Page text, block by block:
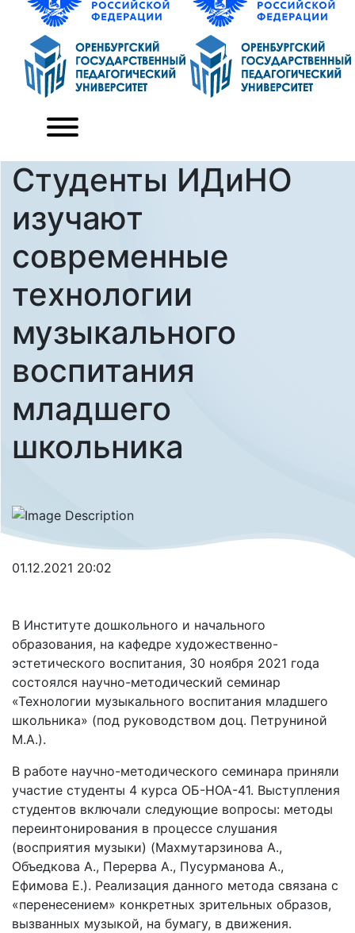
Студенты ИДиНО
изучают
современные
технологии
музыкального
воспитания
младшего
школьника
01.12.2021 20:02
В Институте дошкольного и начального
образования, на кафедре художественно-
эстетического воспитания, 30 ноября 2021 года
состоялся научно-методический семинар
«Технологии музыкального воспитания младшего
школьника» (под руководством доц. Петруниной
М.А.).
В работе научно-методического семинара приняли
участие студенты 4 курса ОБ-НОА-41. Выступления
студентов включали следующие вопросы: методы
переинтонирования в процессе слушания
(восприятия музыки) (Махмутарзинова А.,
Объедкова А., Перерва А., Пусурманова А.,
Ефимова Е.). Реализация данного метода связана с
«перенесением» конкретных зрительных образов,
вызванных музыкой, на бумагу, в движения.